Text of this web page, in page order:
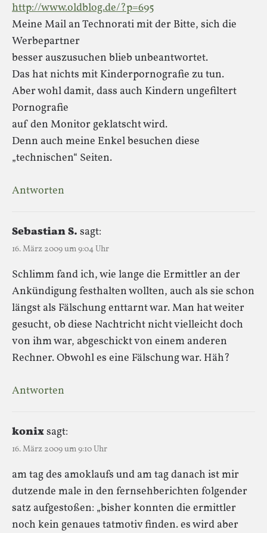
http://www.oldblog.de/?p=695
Meine Mail an Technorati mit der Bitte, sich die
Werbepartner
besser auszusuchen blieb unbeantwortet.
Das hat nichts mit Kinderpornografie zu tun.
Aber wohl damit, dass auch Kindern ungefiltert
Pornografie
auf den Monitor geklatscht wird.
Denn auch meine Enkel besuchen diese
„technischen“ Seiten.
Antworten
Sebastian S. sagt:
16. März 2009 um 9:04 Uhr
Schlimm fand ich, wie lange die Ermittler an der
Ankündigung festhalten wollten, auch als sie schon
längst als Fälschung enttarnt war. Man hat weiter
gesucht, ob diese Nachtricht nicht vielleicht doch
von ihm war, abgeschickt von einem anderen
Rechner. Obwohl es eine Fälschung war. Häh?
Antworten
konixsagt:
16. März 2009 um 9:10 Uhr
am tag des amoklaufs und am tag danach ist mir
dutzende male in den fernsehberichten folgender
satz aufgestoßen: „bisher konnten die ermittler
noch kein genaues tatmotiv finden. es wird aber